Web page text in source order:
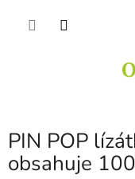
PIN POP
obsahuje